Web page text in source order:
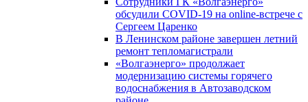
обсудили COVID-19 на online-встрече с
Сергеем Царенко
В Ленинском районе завершен летний
ремонт тепломагистрали
«Волгаэнерго» продолжает
модернизацию системы горячего
водоснабжения в Автозаводском